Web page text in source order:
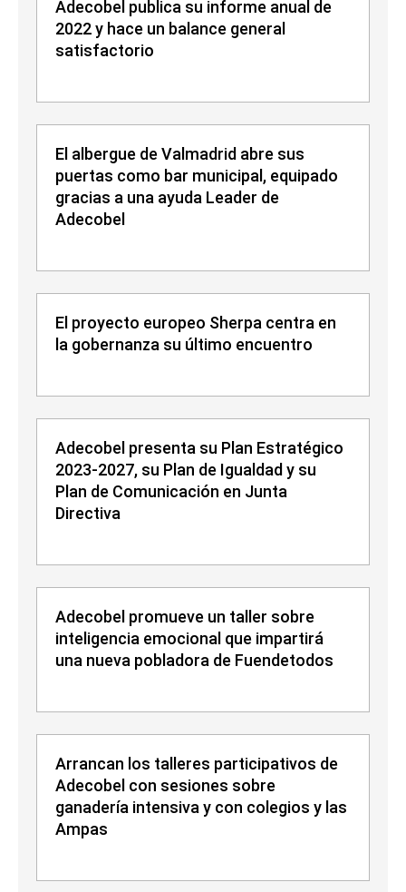
Adecobel publica su informe anual de
2022 y hace un balance general
satisfactorio
El albergue de Valmadrid abre sus
puertas como bar municipal, equipado
gracias a una ayuda Leader de
Adecobel
El proyecto europeo Sherpa centra en
la gobernanza su último encuentro
Adecobel presenta su Plan Estratégico
2023-2027, su Plan de Igualdad y su
Plan de Comunicación en Junta
Directiva
Adecobel promueve un taller sobre
inteligencia emocional que impartirá
una nueva pobladora de Fuendetodos
Arrancan los talleres participativos de
Adecobel con sesiones sobre
ganadería intensiva y con colegios y las
Ampas